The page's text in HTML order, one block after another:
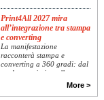
Print4All 2027 mira
all’integrazione tra stampa
e converting
La manifestazione
racconterà stampa e
converting a 360 gradi: dal
package printing alle
alla visual communication.
Una...
More >